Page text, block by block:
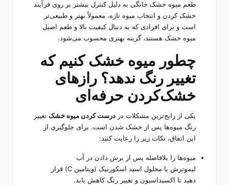
طعم میوه خشک خانگی به دلیل کنترل بیشتر بر روی فرآیند
خشک کردن و انتخاب میوه تازه، معمولاً بهتر و طبیعی‌تر
است و برای افرادی که به دنبال کیفیت بالا و طعم اصیل
میوه خشک هستند، گزینه بهتری محسوب می‌شود.
چطور میوه خشک کنیم که
تغییر رنگ ندهد؟ رازهای
خشک‌کردن حرفه‌ای
یکی از رایج‌ترین مشکلات در درست کردن میوه خشک تغییر
رنگ میوه‌ها پس از خشک شدن است. برای جلوگیری از
این اتفاق، نکات زیر را رعایت کنید:
میوه‌ها را بلافاصله پس از برش دادن در آب
لیموترش یا محلول اسید اسکوربیک (ویتامین C) قرار
دهید تا اکسیداسیون و تغییر رنگ کاهش یابد.